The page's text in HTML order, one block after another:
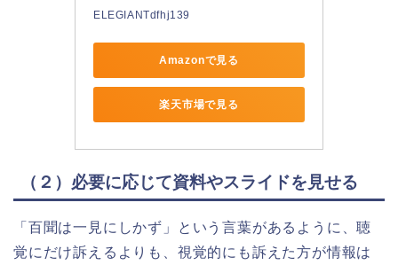
ELEGIANTdfhj139
Amazonで見る
楽天市場で見る
（２）必要に応じて資料やスライドを見せる
「百聞は一見にしかず」という言葉があるように、聴
覚にだけ訴えるよりも、視覚的にも訴えた方が情報は